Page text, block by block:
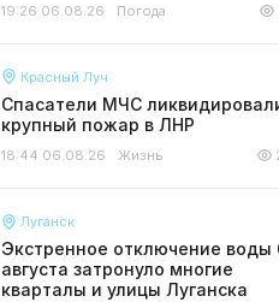
19:26 06.08.26 Погода
Красный Луч
Спасатели МЧС
крупный пожар в ЛНР
18:44 06.08.26 Жизнь
Луганск
Экстренное отключение воды
августа затронуло многие
кварталы и улицы Луганска